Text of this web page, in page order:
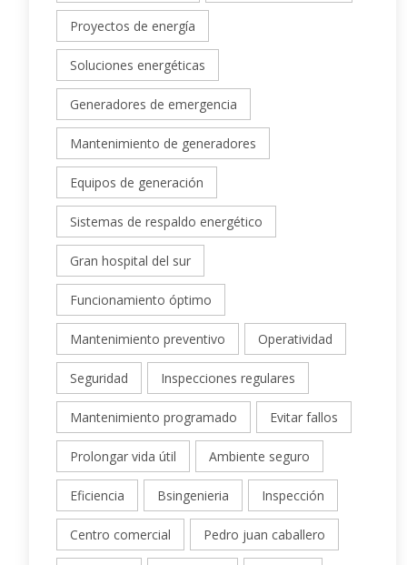
Proyectos de energía
Soluciones energéticas
Generadores de emergencia
Mantenimiento de generadores
Equipos de generación
Sistemas de respaldo energético
Gran hospital del sur
Funcionamiento óptimo
Mantenimiento preventivo Operatividad
Seguridad Inspecciones regulares
Mantenimiento programado Evitar fallos
Prolongar vida útil Ambiente seguro
Eficiencia Bsingenieria Inspección
Centro comercial Pedro juan caballero